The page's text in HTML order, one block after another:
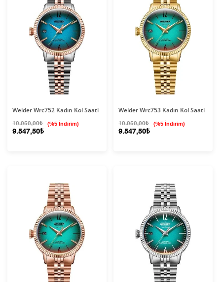
Welder Wrc752 Kadın Kol Saati
10.050,00₺ (%5 İndirim)
9.547,50₺
Welder Wrc753 Kadın Kol Saati
10.050,00₺ (%5 İndirim)
9.547,50₺